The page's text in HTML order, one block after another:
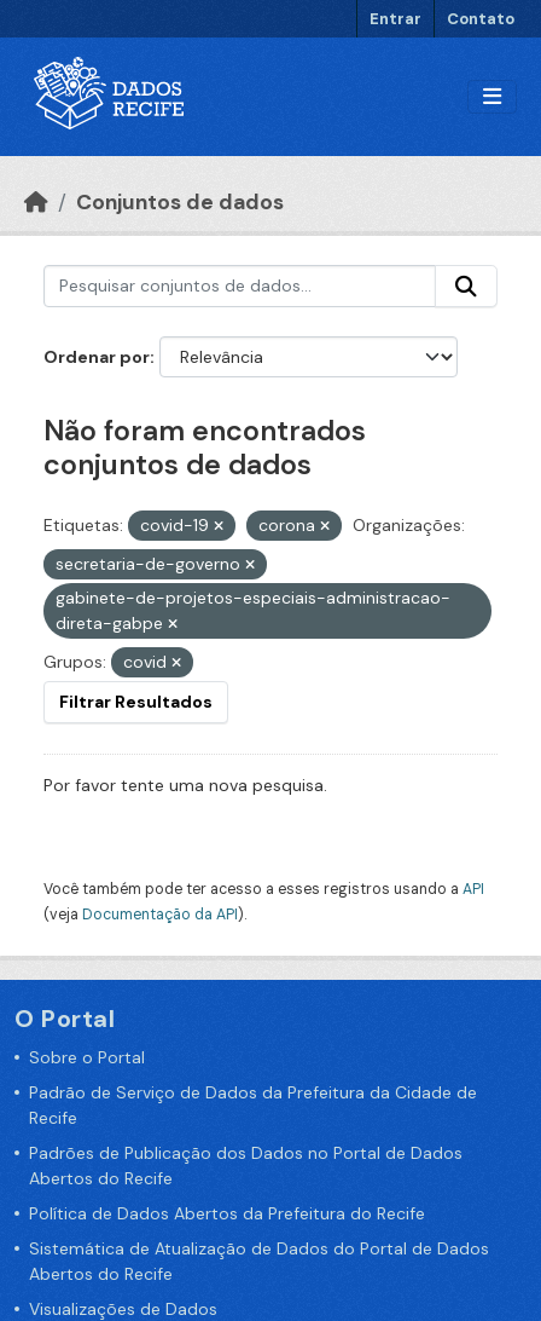
Entrar Contato
Conjuntos de dados
Ordenar por
Não foram encontrados
conjuntos de dados
Etiquetas: covid-19 corona
Organizações:
secretaria-de-governo
gabinete-de-projetos-especiais-administracao-
direta-gabpe
Grupos:
covid
Filtrar Resultados
Por favor tente uma nova pesquisa.
Você também pode ter acesso a esses registros usando a API
(veja Documentação da API).
O Portal
Sobre o Portal
Padrão de Serviço de Dados da Prefeitura da Cidade de
Recife
Padrões de Publicação dos Dados no Portal de Dados
Abertos do Recife
Política de Dados Abertos da Prefeitura do Recife
Sistemática de Atualização de Dados do Portal de Dados
Abertos do Recife
Visualizações de Dados